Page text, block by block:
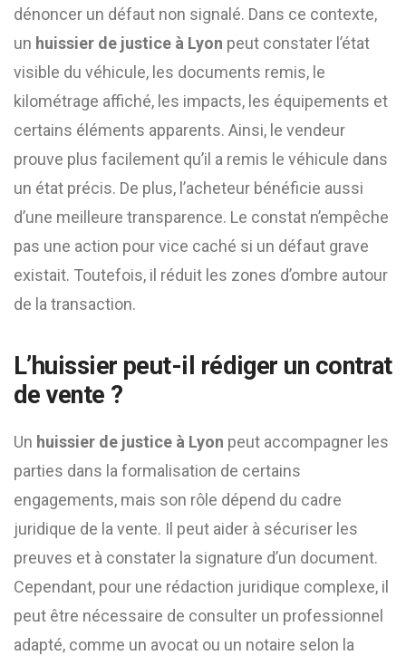
dénoncer un défaut non signalé. Dans ce contexte,
un huissier de justice à Lyon peut constater l’état
visible du véhicule, les documents remis, le
kilométrage affiché, les impacts, les équipements et
certains éléments apparents. Ainsi, le vendeur
prouve plus facilement qu’il a remis le véhicule dans
un état précis. De plus, l’acheteur bénéficie aussi
d’une meilleure transparence. Le constat n’empêche
pas une action pour vice caché si un défaut grave
existait. Toutefois, il réduit les zones d’ombre autour
de la transaction.
L’huissier peut-il rédiger un contrat
de vente ?
Un huissier de justice à Lyon peut accompagner les
parties dans la formalisation de certains
engagements, mais son rôle dépend du cadre
juridique de la vente. Il peut aider à sécuriser les
preuves et à constater la signature d’un document.
Cependant, pour une rédaction juridique complexe, il
peut être nécessaire de consulter un professionnel
adapté, comme un avocat ou un notaire selon la